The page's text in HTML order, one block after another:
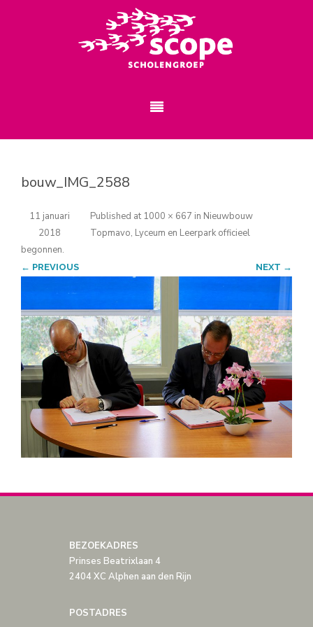
bouw_IMG_2588
Published
11 januari
2018
at 1000 × 667 in Nieuwbouw
Topmavo, Lyceum en Leerpark officieel
begonnen.
← PREVIOUS NEXT →
BEZOEKADRES
Prinses Beatrixlaan 4
2404 XC Alphen aan den Rijn
POSTADRES